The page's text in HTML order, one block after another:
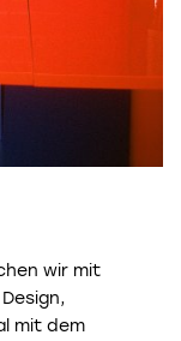
wir mit
mit dem